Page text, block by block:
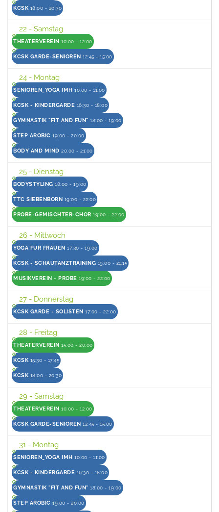
KCSK 18:00 - 20:30
22 - Samstag
THEATERVEREIN 10:00 - 12:00
KCSK GARDE-SENIOREN 12:45 - 15:00
24 - Montag
SENIOREN_YOGA IMH 10:00 - 11:00
KCSK - KINDERGARDE 16:30 - 18:00
GYMNASTIK "FIT AND FUN" 18:00 - 19:00
STEP AROBIC 19:00 - 20:00
BODY AND MIND 20:00 - 21:00
25 - Dienstag
BODYSTYLING 18:00 - 19:00
TTC SIEBENBORN 19:00 - 22:00
PROBE-GEMISCHTER-CHOR 19:00 - 22:00
26 - Mittwoch
YOGA FÜR FRAUEN 17:30 - 19:00
KCSK - SCHAUTANZTRAINING 19:00 - 21:15
MUSIKVEREIN - PROBE 19:00 - 22:00
27 - Donnerstag
KCSK GARDE - SOLISTEN 17:00 - 22:00
28 - Freitag
THEATERVEREIN 15:00 - 20:00
KCSK 15:30 - 17:45
KCSK 18:00 - 20:30
29 - Samstag
THEATERVEREIN 10:00 - 12:00
KCSK GARDE-SENIOREN 12:45 - 15:00
31 - Montag
SENIOREN_YOGA IMH 10:00 - 11:00
KCSK - KINDERGARDE 16:30 - 18:00
GYMNASTIK "FIT AND FUN" 18:00 - 19:00
STEP AROBIC 19:00 - 20:00